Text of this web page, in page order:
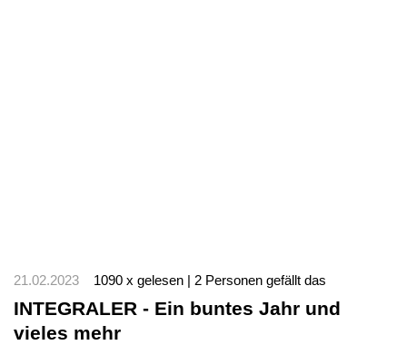
21.02.2023 1090 x gelesen | 2 Personen gefällt das
INTEGRALER - Ein buntes Jahr und
vieles mehr